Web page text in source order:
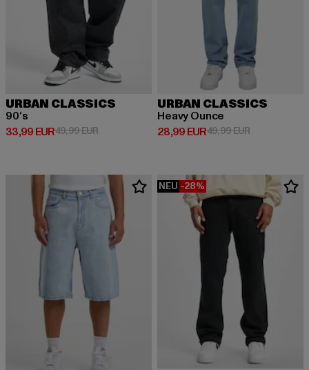
URBAN CLASSICS
90‘s
33,99 EUR
Derzeitiger Preis: 33,99 EUR
49,99 EURAktionspreis: 49,99 EUR
URBAN CLASSICS
Heavy Ounce
28,99 EUR
Derzeitiger Preis: 28,99 EUR
49,99 EURAktionspreis:
NEU -28%